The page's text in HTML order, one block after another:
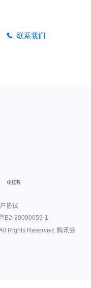
联系我们
协议
B2-20090059-1
Rights Reserved. 腾讯会